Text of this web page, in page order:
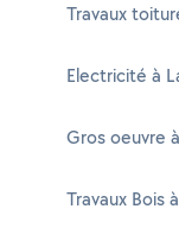
Travaux
Electricité à
Gros oeuvre
Travaux Bois